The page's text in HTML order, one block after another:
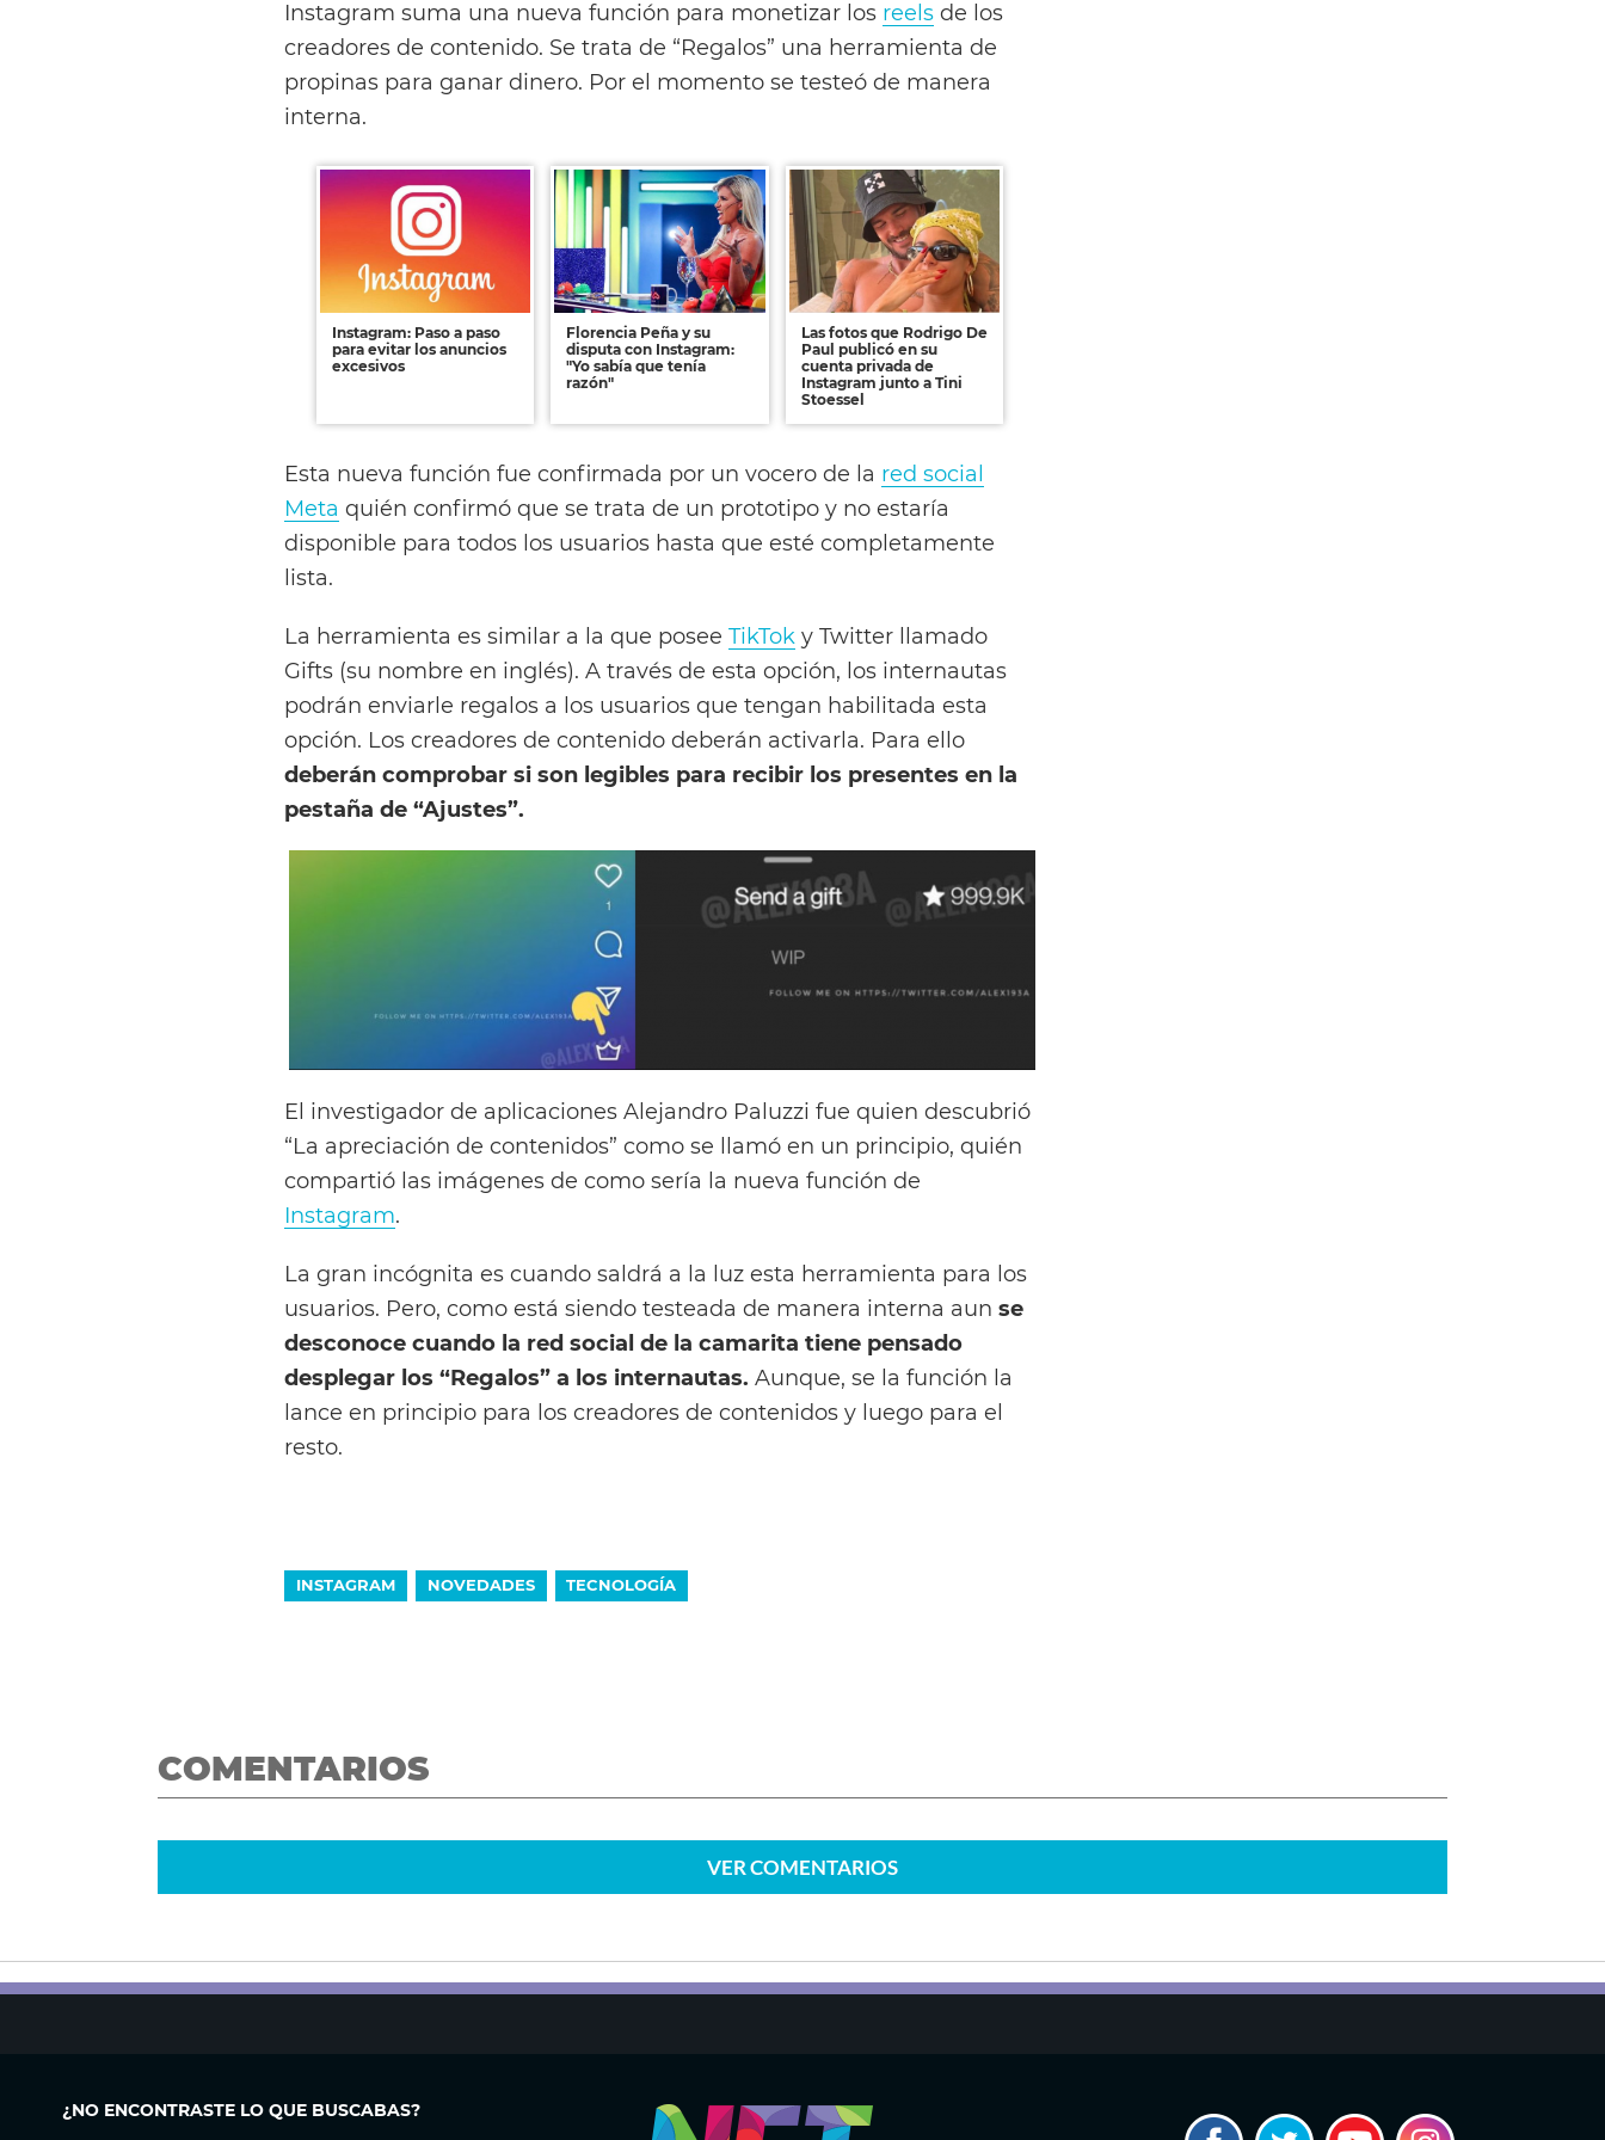
Instagram suma una nueva función para monetizar los reels de los
creadores de contenido. Se trata de “Regalos” una herramienta de
propinas para ganar dinero. Por el momento se testeó de manera
interna.
Instagram: Paso a paso
para evitar los anuncios
excesivos
Florencia Peña y su
disputa con Instagram:
"Yo sabía que tenía
razón"
Las fotos que Rodrigo De
Paul publicó en su
cuenta privada de
Instagram junto a Tini
Stoessel
Esta nueva función fue confirmada por un vocero de la red social
Meta quién confirmó que se trata de un prototipo y no estaría
disponible para todos los usuarios hasta que esté completamente
lista.
La herramienta es similar a la que posee TikTok y Twitter llamado
Gifts (su nombre en inglés). A través de esta opción, los internautas
podrán enviarle regalos a los usuarios que tengan habilitada esta
opción. Los creadores de contenido deberán activarla. Para ello
deberán comprobar si son legibles para recibir los presentes en la
pestaña de “Ajustes”.
El investigador de aplicaciones Alejandro Paluzzi fue quien descubrió
“La apreciación de contenidos” como se llamó en un principio, quién
compartió las imágenes de como sería la nueva función de
Instagram.
La gran incógnita es cuando saldrá a la luz esta herramienta para los
usuarios. Pero, como está siendo testeada de manera interna aun se
desconoce cuando la red social de la camarita tiene pensado
desplegar los “Regalos” a los internautas. Aunque, se la función la
lance en principio para los creadores de contenidos y luego para el
resto.
INSTAGRAM NOVEDADES TECNOLOGÍA
COMENTARIOS
VERCOMENTARIOS
¿NO ENCONTRASTE LO QUE BUSCABAS?